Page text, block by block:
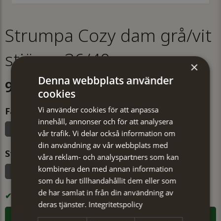
Strumpa Cozy dam grå/vit
stjärna 36/40
99 kr
Färg
Svart/gammelrosa
Storlek
I LAGER
LÄGG I VARUKORGEN
×
Denna webbplats använder
cookies
Vi använder cookies för att anpassa
innehåll, annonser och för att analysera
vår trafik. Vi delar också information om
din användning av vår webbplats med
våra reklam- och analyspartners som kan
kombinera den med annan information
som du har tillhandahållit dem eller som
de har samlat in från din användning av
deras tjänster. Integritetspolicy